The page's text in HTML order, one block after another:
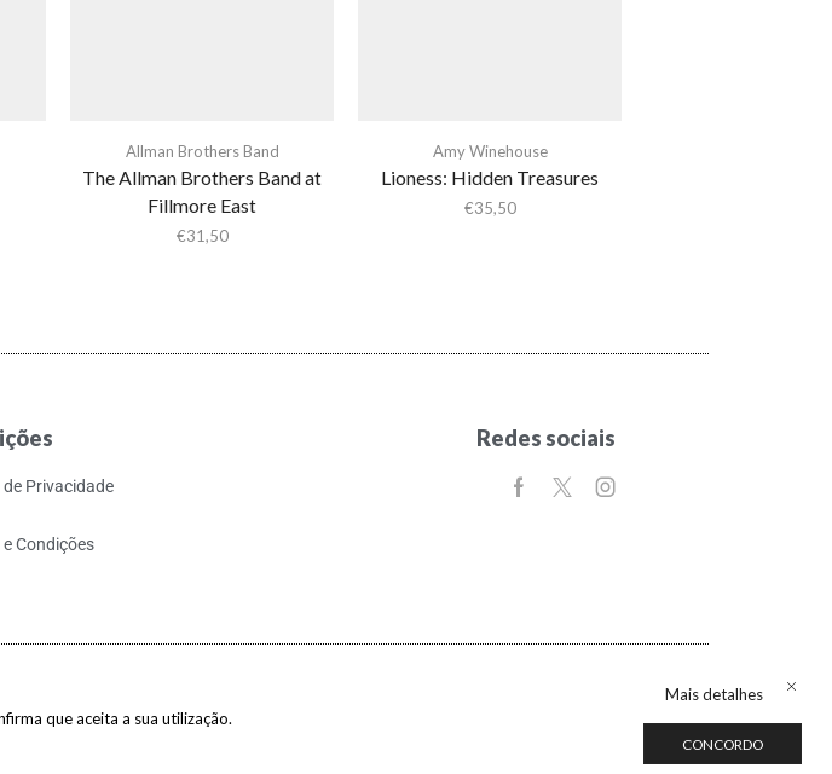
Allman Brothers Band
The Allman Brothers Band at
Fillmore East
€31,50
Amy Winehouse
Lioness: Hidden Treasures
€35,50
que aceita a sua utilização.
Mais detalhes
CONCORDO
Privacidade
Condições
Redes sociais